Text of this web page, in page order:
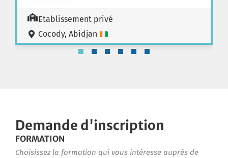
Etablissement privé
Cocody, Abidjan
Demande d'inscription
FORMATION
Choisissez la formation qui vous intéresse auprès de